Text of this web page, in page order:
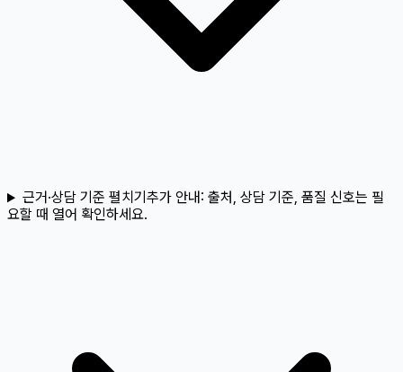
근거·상담 기준 펼치기 추가 안내: 출처, 상담 기준, 품질 신호는 필
요할 때 열어 확인하세요.